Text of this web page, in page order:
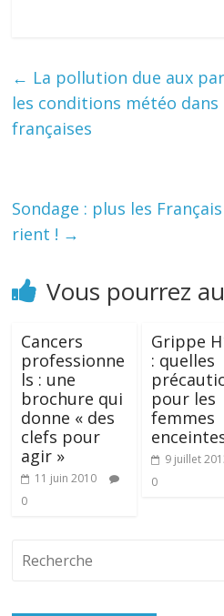
← La pollution due aux
les conditions météo
françaises
Sondage : plus les
rient ! →
Vous pourrez
Cancers
professionne
ls : une
brochure qui
donne « des
clefs pour
agir »
11 juin 2010
0
Grippe
: quelles
pour les
femmes
9 juillet
0